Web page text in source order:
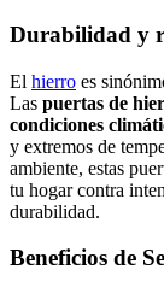
Durabilidad y
El hierro es
Las puertas de
condiciones
y extremos de
ambiente, estas
tu hogar contra
durabilidad.
Beneficios de